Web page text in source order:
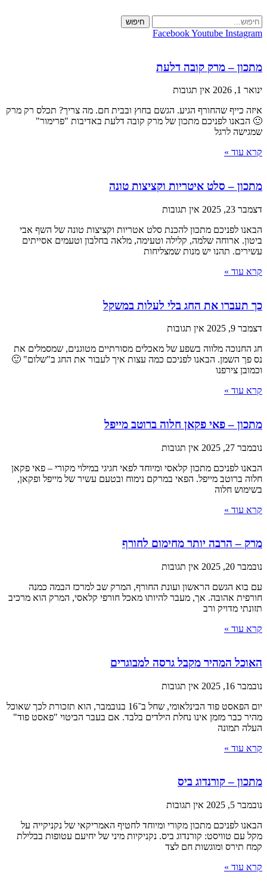
to
content
חיפוש
FacebookYoutube Instagram
מתכון – מרק קובה דלעת
ינואר 1, 2026
אין תגובות
איזה כייף שהחורף הגיע. הגשם בחוץ ובבית חם. מה צריך? תכלס רק מרק
🙂 הבאנו לפניכם מתכון של מרק קובה דלעת באדיבות "פרימור"
שמגישה לרגל
קרא עוד »
מתכון – סלט איטריות וקציצות טונה
דצמבר 23, 2025
אין תגובות
הבאנו לפניכם מתכון להכנת סלט אטריות וקציצות טונה של השף אבי
ביטון. ארוחה שלמה, קלילה וטעימה, מלאה בחלבון וטעמים אסייתים
עשירים. תהנו יש מנות שמצליחות
קרא עוד »
כך תעברו את החג בלי לעלות במשקל
דצמבר 9, 2025
אין תגובות
חג החנוכה מלווה בשפע של מאכלים מסורתיים מטוגנים, שמסמלים את
נס פך השמן. הבאנו לפניכם כמה עצות איך לעבור את החג ב"שלום" 🙂
וכמובן צירפנו
קרא עוד »
מתכון – פאי פקאן חלוה ברוטב מייפל
נובמבר 27, 2025
אין תגובות
הבאנו לפניכם מתכון קלאסי ומיוחד לפאי חגיגי במילוי מקורי – פאי פקאן
חלוה ברוטב מייפל. הפאי במרקם נימוח ובטעם עשיר של מייפל ופקאן,
בשימוש חלוה
קרא עוד »
מרק – הרבה יותר מחימום לחורף
נובמבר 20, 2025
אין תגובות
עם בוא הגשם הראשון ועונת החורף, המרק שב למרכז הבמה כמנה
חורפית אהובה. אך, מעבר להיותו מאכל חורפי קלאסי, המרק הוא מרכיב
תזונתי מדויק ורב
קרא עוד »
האוכל המהיר מקבל גרסה למבוגרים
נובמבר 16, 2025
אין תגובות
יום הפאסט פוד הבינלאומי, שחל ב־16 בנובמבר, הוא תזכורת לכך שאוכל
מהיר כבר מזמן אינו נחלת הילדים בלבד. אם בעבר הביטוי "פאסט פוד"
העלה תמונה
קרא עוד »
מתכון – קורנדוג ביס
נובמבר 5, 2025
אין תגובות
הבאנו לפניכם מתכון מקורי ומיוחד לחטיף האמריקאי של נקניקייה על
מקל עם טוויסט: קורנדוג ביס. נקניקיות מיני של יחיעם עטופות בבלילת
קמח תירס ומוגשות חם לצד
קרא עוד »